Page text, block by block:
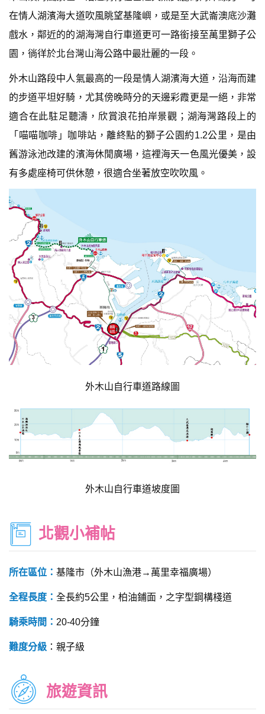
在情人湖濱海大道吹風眺望基隆嶼，或是至大武崙澳底沙灘
戲水，鄰近的的湖海灣自行車道更可一路銜接至萬里獅子公
園，徜徉於北台灣山海公路中最壯麗的一段。
外木山路段中人氣最高的一段是情人湖濱海大道，沿海而建
的步道平坦好騎，尤其傍晚時分的天邊彩霞更是一絕，非常
適合在此駐足聽濤，欣賞浪花拍岸景觀；湖海灣路段上的
「喵喵咖啡」咖啡站，離終點的獅子公園約1.2公里，是由
舊游泳池改建的濱海休閒廣場，這裡海天一色風光優美，設
有多處座椅可供休憩，很適合坐著放空吹吹風。
外木山自行車道路線圖
外木山自行車道坡度圖
北觀小補帖
所在區位： 基隆市（外木山漁港→萬里幸福廣場）
全程長度： 全長約5公里，柏油鋪面，之字型鋼構棧道
騎乘時間： 20-40分鐘
難度分級 ：親子級
旅遊資訊